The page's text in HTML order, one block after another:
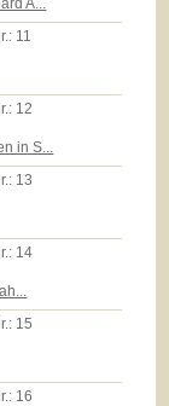
A...
11
12
in S...
13
14
15
16